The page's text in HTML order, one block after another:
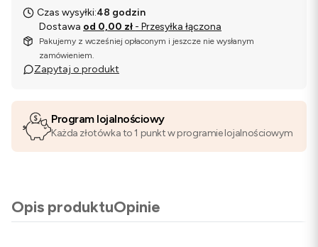
Czas wysyłki:48 godzin
Dostawa od 0,00 zł - Przesyłka łączona
Pakujemy z wcześniej opłaconym i jeszcze nie wysłanym
zamówieniem.
Zapytaj o produkt
Program lojalnościowy
Każda złotówka to 1 punkt w programie lojalnościowym
Opis produktuOpinie